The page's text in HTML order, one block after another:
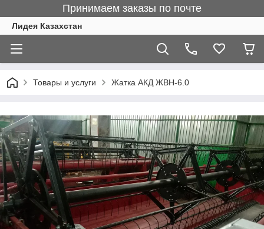
Принимаем заказы по почте
Лидея Казахстан
Товары и услуги Жатка АКД ЖВН-6.0